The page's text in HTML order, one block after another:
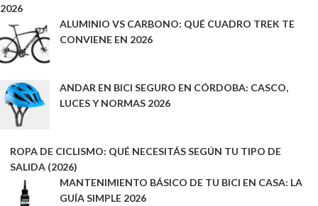
2026
ALUMINIO VS CARBONO: QUÉ CUADRO TREK TE
CONVIENE EN 2026
ANDAR EN BICI SEGURO EN CÓRDOBA: CASCO,
LUCES Y NORMAS 2026
ROPA DE CICLISMO: QUÉ NECESITÁS SEGÚN TU TIPO DE
SALIDA (2026)
MANTENIMIENTO BÁSICO DE TU BICI EN CASA: LA
GUÍA SIMPLE 2026